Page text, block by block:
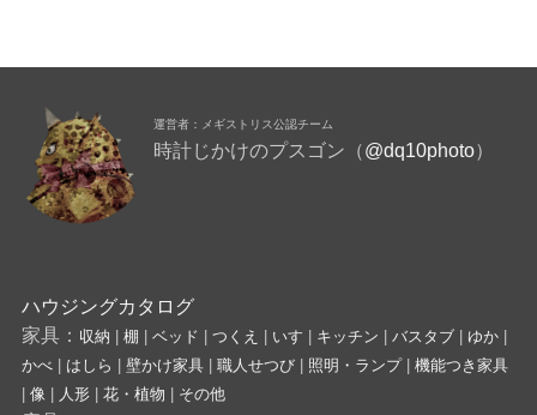
運営者：メギストリス公認チーム
時計じかけのプスゴン（@dq10photo）
ハウジングカタログ
家具： 収納 棚 ベッド つくえ いす キッチン バスタブ| ゆか|
かべ| はしら 壁かけ家具| 職人せつび| 照明・ランプ| 機能つき家具
像| 人形| 花・植物 その他